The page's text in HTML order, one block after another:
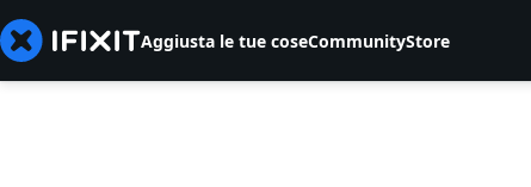
Aggiusta le tue coseCommunityStore